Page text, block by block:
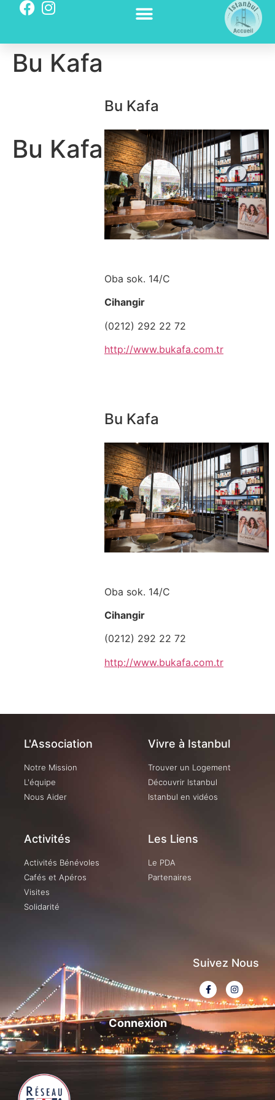
Bu Kafa
Bu Kafa
Oba sok. 14/C
Cihangir
(0212) 292 22 72
http://www.bukafa.com.tr
Bu Kafa
Bu Kafa
Oba sok. 14/C
Cihangir
(0212) 292 22 72
http://www.bukafa.com.tr
L'Association
Notre Mission
L'équipe
Nous Aider
Vivre à Istanbul
Trouver un Logement
Découvrir Istanbul
Istanbul en vidéos
Activités
Activités Bénévoles
Cafés et Apéros
Visites
Solidarité
Les Liens
Le PDA
Partenaires
Suivez Nous
Connexion